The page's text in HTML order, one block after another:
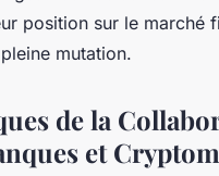
position sur le marché
mutation.
de la
et